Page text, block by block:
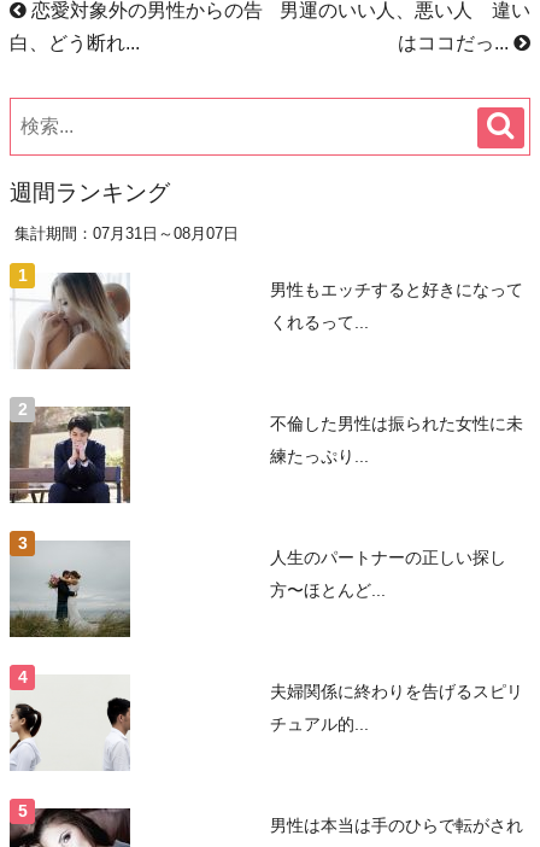
恋愛対象外の男性からの告
白、どう断れ...
男運のいい人、悪い人 違い
はココだっ...
週間ランキング
集計期間：07月31日～08月07日
男性もエッチすると好きになって
くれるって...
不倫した男性は振られた女性に未
練たっぷり...
人生のパートナーの正しい探し
方〜ほとんど...
夫婦関係に終わりを告げるスピリ
チュアル的...
男性は本当は手のひらで転がされ